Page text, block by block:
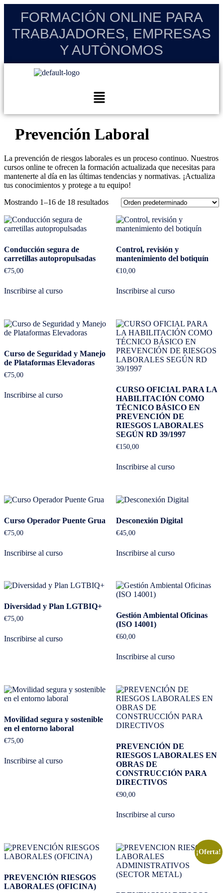
FORMACIÓN ONLINE PARA
TRABAJADORES, EMPRESAS
Y AUTÒNOMOS
Prevención Laboral
La prevención de riesgos laborales es un proceso continuo. Nuestros
cursos online te ofrecen la formación actualizada que necesitas para
mantenerte al día en las últimas tendencias y normativas. ¡Actualiza
tus conocimientos y protege a tu equipo!
Mostrando 1–16 de 18 resultados
Conducción segura de
carretillas autopropulsadas
€75,00
Inscribirse al curso
Control, revisión y
mantenimiento del botiquín
€10,00
Inscribirse al curso
Curso de Seguridad y Manejo
de Plataformas Elevadoras
€75,00
Inscribirse al curso
CURSO OFICIAL PARA LA
HABILITACIÓN COMO
TÉCNICO BÁSICO EN
PREVENCIÓN DE
RIESGOS LABORALES
SEGÚN RD 39/1997
€150,00
Inscribirse al curso
Curso Operador Puente Grua
€75,00
Inscribirse al curso
Desconexión Digital
€45,00
Inscribirse al curso
Diversidad y Plan LGTBIQ+
€75,00
Inscribirse al curso
Gestión Ambiental Oficinas
(ISO 14001)
€60,00
Inscribirse al curso
Movilidad segura y sostenible
en el entorno laboral
€75,00
Inscribirse al curso
PREVENCIÓN DE
RIESGOS LABORALES EN
OBRAS DE
CONSTRUCCIÓN PARA
DIRECTIVOS
€90,00
Inscribirse al curso
PREVENCIÓN RIESGOS
LABORALES (OFICINA)
¡Oferta!